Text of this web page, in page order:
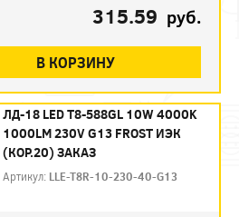
315.59 руб.
В КОРЗИНУ
ЛД-18 LED Т8-588GL 10W 4000K
1000LM 230V G13 FROST ИЭК
(КОР.20) ЗАКАЗ
Артикул: LLE-T8R-10-230-40-G13